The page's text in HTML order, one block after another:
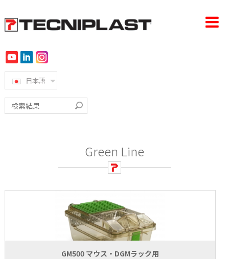
ホーム
会社概要
サステナビリティ
ニュース＆イベント
日本語
Green Line
GM500 マウス・DGMラック用